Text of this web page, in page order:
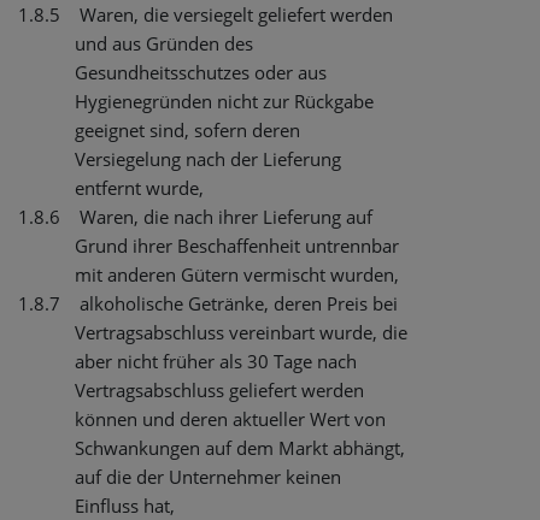
1.8.5
Waren, die versiegelt geliefert werden
und aus Gründen des
Gesundheitsschutzes oder aus
Hygienegründen nicht zur Rückgabe
geeignet sind, sofern deren
Versiegelung nach der Lieferung
entfernt wurde,
1.8.6
Waren, die nach ihrer Lieferung auf
Grund ihrer Beschaffenheit untrennbar
mit anderen Gütern vermischt wurden,
1.8.7
alkoholische Getränke, deren Preis bei
Vertragsabschluss vereinbart wurde, die
aber nicht früher als 30 Tage nach
Vertragsabschluss geliefert werden
können und deren aktueller Wert von
Schwankungen auf dem Markt abhängt,
auf die der Unternehmer keinen
Einfluss hat,